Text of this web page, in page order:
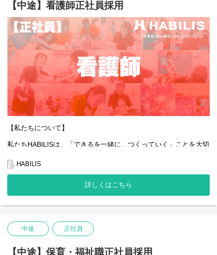
【中途】看護師正社員採用
【私たちについて】
私たちHABILISは、「できるを一緒に、つくっていく」ことを大切
全国的に約5％しかない、重症心身障害児や医療的ケア児の支援を
行っている企業です。
私たちは子どもたちやご家族、そして社会の「できる」を広げて
いくことはもちろんのこと、一緒に働くスタッフ自身の「でき
る」も同じように大切にしています。
可能性を一緒につくっていける場所でありたいと願っています。
あなたの「できる」が、HABILISで広がっていくことを心から応援
しています。
HABILIS
詳しくはこちら
中途 正社員
【中途】保育・福祉職正社員採用